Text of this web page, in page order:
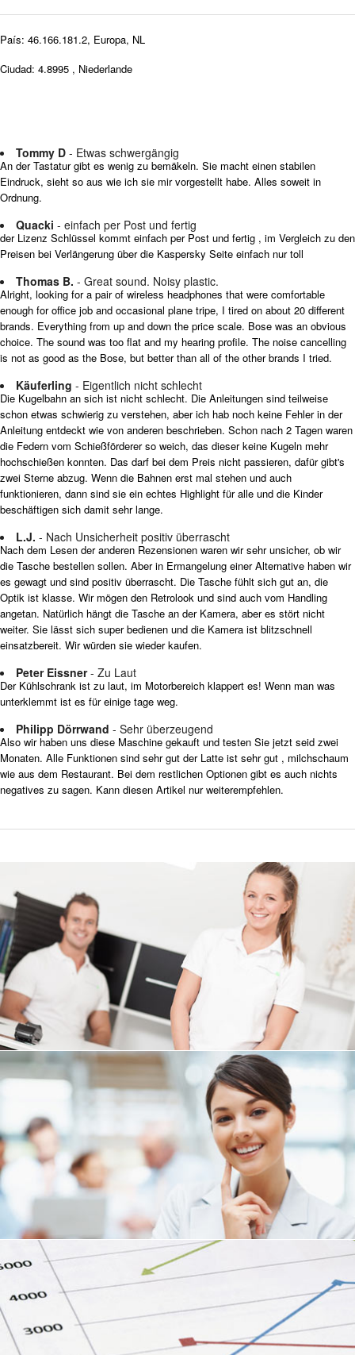
País: 46.166.181.2, Europa, NL
Ciudad: 4.8995 , Niederlande
Tommy D - Etwas schwergängig
An der Tastatur gibt es wenig zu bemäkeln. Sie macht einen stabilen
Eindruck, sieht so aus wie ich sie mir vorgestellt habe. Alles soweit in
Ordnung.
Quacki - einfach per Post und fertig
der Lizenz Schlüssel kommt einfach per Post und fertig , im Vergleich zu den
Preisen bei Verlängerung über die Kaspersky Seite einfach nur toll
Thomas B. - Great sound. Noisy plastic.
Alright, looking for a pair of wireless headphones that were comfortable
enough for office job and occasional plane tripe, I tired on about 20 different
brands. Everything from up and down the price scale. Bose was an obvious
choice. The sound was too flat and my hearing profile. The noise cancelling
is not as good as the Bose, but better than all of the other brands I tried.
Käuferling - Eigentlich nicht schlecht
Die Kugelbahn an sich ist nicht schlecht. Die Anleitungen sind teilweise
schon etwas schwierig zu verstehen, aber ich hab noch keine Fehler in der
Anleitung entdeckt wie von anderen beschrieben. Schon nach 2 Tagen waren
die Federn vom Schießförderer so weich, das dieser keine Kugeln mehr
hochschießen konnten. Das darf bei dem Preis nicht passieren, dafür gibt's
zwei Sterne abzug. Wenn die Bahnen erst mal stehen und auch
funktionieren, dann sind sie ein echtes Highlight für alle und die Kinder
beschäftigen sich damit sehr lange.
L.J. - Nach Unsicherheit positiv überrascht
Nach dem Lesen der anderen Rezensionen waren wir sehr unsicher, ob wir
die Tasche bestellen sollen. Aber in Ermangelung einer Alternative haben wir
es gewagt und sind positiv überrascht. Die Tasche fühlt sich gut an, die
Optik ist klasse. Wir mögen den Retrolook und sind auch vom Handling
angetan. Natürlich hängt die Tasche an der Kamera, aber es stört nicht
weiter. Sie lässt sich super bedienen und die Kamera ist blitzschnell
einsatzbereit. Wir würden sie wieder kaufen.
Peter Eissner- Zu Laut
Der Kühlschrank ist zu laut, im Motorbereich klappert es! Wenn man was
unterklemmt ist es für einige tage weg.
Philipp Dörrwand - Sehr überzeugend
Also wir haben uns diese Maschine gekauft und testen Sie jetzt seid zwei
Monaten. Alle Funktionen sind sehr gut der Latte ist sehr gut , milchschaum
wie aus dem Restaurant. Bei dem restlichen Optionen gibt es auch nichts
negatives zu sagen. Kann diesen Artikel nur weiterempfehlen.